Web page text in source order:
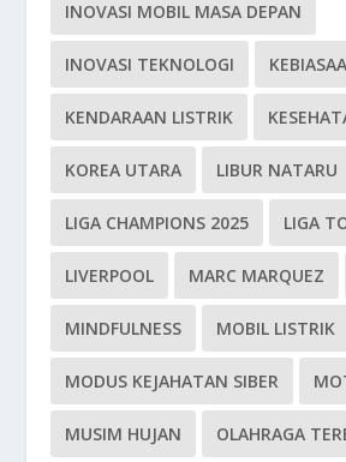
INOVASI MOBIL MASA DEPAN
INOVASI TEKNOLOGI
KENDARAAN LISTRIK
KOREA UTARA LIBUR NATARU
LIGA CHAMPIONS 2025 LIGA
LIVERPOOL MARC MARQUEZ
MINDFULNESS MOBIL LISTRIK
MODUS KEJAHATAN SIBER
MUSIM HUJAN OLAHRAGA